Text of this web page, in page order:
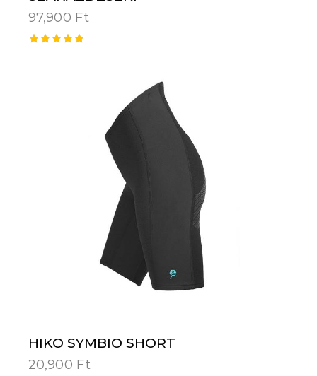
97,900 Ft
HIKO SYMBIO SHORT
20,900 Ft